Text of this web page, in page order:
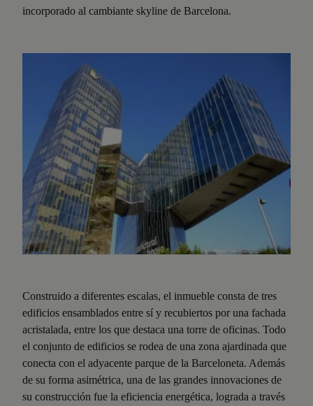
incorporado al cambiante skyline de Barcelona.
Construido a diferentes escalas, el inmueble consta de tres
edificios ensamblados entre sí y recubiertos por una fachada
acristalada, entre los que destaca una torre de oficinas. Todo
el conjunto de edificios se rodea de una zona ajardinada que
conecta con el adyacente parque de la Barceloneta. Además
de su forma asimétrica, una de las grandes innovaciones de
su construcción fue la eficiencia energética, lograda a través